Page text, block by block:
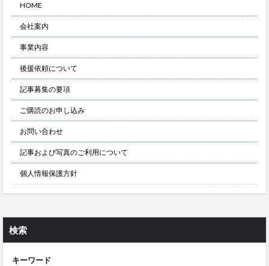
HOME
会社案内
事業内容
後援依頼について
記事募集の要項
ご購読のお申し込み
お問い合わせ
記事および写真のご利用について
個人情報保護方針
検索
キーワード